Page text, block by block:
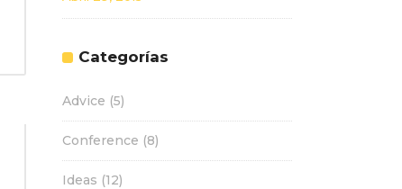
Categorías
Advice (5)
Conference (8)
Ideas (12)